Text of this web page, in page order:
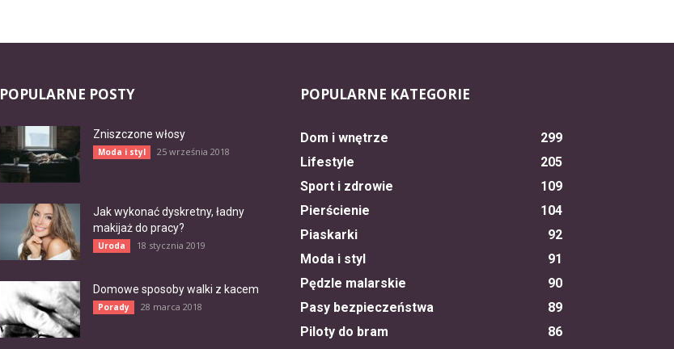
POPULARNE POSTY
Zniszczone włosy
Moda i styl 25 września 2018
Jak wykonać dyskretny, ładny
makijaż do pracy?
Uroda 18 stycznia 2019
Domowe sposoby walki z kacem
Porady 28 marca 2018
POPULARNE KATEGORIE
Dom i wnętrze
299
Lifestyle
205
Sport i zdrowie
109
Pierścienie
104
Piaskarki
92
Moda i styl
91
Pędzle malarskie
90
Pasy bezpieczeństwa
89
Piloty do bram
86